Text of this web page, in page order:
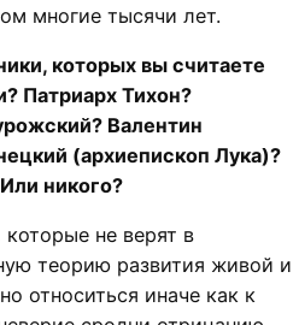
многие тысячи лет.
которых вы считаете
Патриарх Тихон?
Валентин
(архиепископ Лука)?
никого?
не верят в
теорию развития живой и
относиться иначе как к